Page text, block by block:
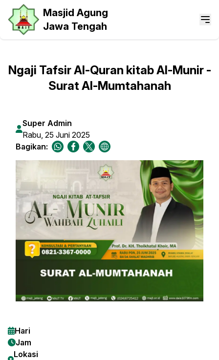
Masjid Agung
Jawa Tengah
Ngaji Tafsir Al-Quran kitab Al-Munir -
Surat Al-Mumtahanah
Super Admin
Rabu, 25 Juni 2025
Bagikan:
Hari
Jam
Lokasi